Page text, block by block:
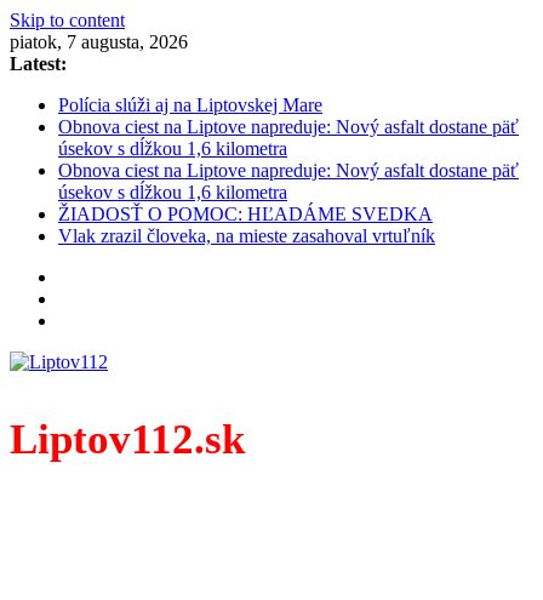
Skip to content
piatok, 7 augusta, 2026
Latest:
Polícia slúži aj na Liptovskej Mare
Obnova ciest na Liptove napreduje: Nový asfalt dostane päť
úsekov s dĺžkou 1,6 kilometra
Obnova ciest na Liptove napreduje: Nový asfalt dostane päť
úsekov s dĺžkou 1,6 kilometra
ŽIADOSŤ O POMOC: HĽADÁME SVEDKA
Vlak zrazil človeka, na mieste zasahoval vrtuľník
Liptov112.sk